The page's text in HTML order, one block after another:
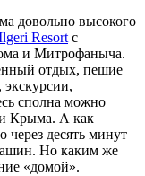
довольно высокого
Resort с
и Митрофаныча.
отдых, пешие
сполна можно
Крыма. А как
через десять минут
Но каким же
«домой».